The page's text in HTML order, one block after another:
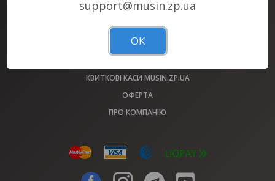
АФІША
МАЙДАНЧИКИ
ОБМІН КВИТКІВ 2022 РОКУ
КВИТКОВІ КАСИ MUSIN.ZP.UA
ОФЕРТА
ПРО КОМПАНІЮ
support@musin.zp.ua
OK